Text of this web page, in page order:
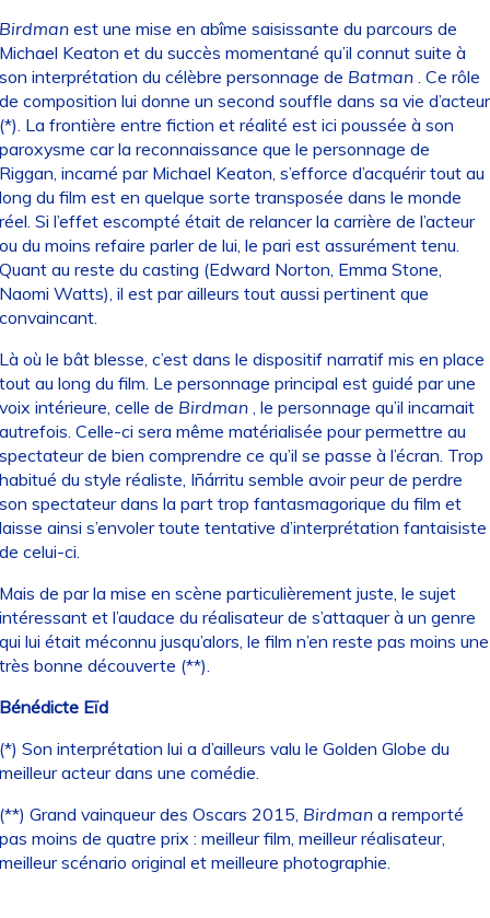
est une mise en abîme saisissante du parcours de
Keaton et du succès momentané qu’il connut suite à
interprétation du célèbre personnage de Batman. Ce rôle
composition lui donne un second souffle dans sa vie d’acteur
La frontière entre fiction et réalité est ici poussée à son
car la reconnaissance que le personnage de
incarné par Michael Keaton, s’efforce d’acquérir tout au
du film est en quelque sorte transposée dans le monde
Si l’effet escompté était de relancer la carrière de l’acteur
du moins refaire parler de lui, le pari est assurément tenu.
au reste du casting (Edward Norton, Emma Stone,
Watts), il est par ailleurs tout aussi pertinent que
où le bât blesse, c’est dans le dispositif narratif mis en place
au long du film. Le personnage principal est guidé par une
intérieure, celle de Birdman, le personnage qu’il incarnait
Celle-ci sera même matérialisée pour permettre au
de bien comprendre ce qu’il se passe à l’écran. Trop
du style réaliste, Iñárritu semble avoir peur de perdre
spectateur dans la part trop fantasmagorique du film et
ainsi s’envoler toute tentative d’interprétation fantaisiste
celui-ci.
de par la mise en scène particulièrement juste, le sujet
et l’audace du réalisateur de s’attaquer à un genre
lui était méconnu jusqu’alors, le film n’en reste pas moins une
bonne découverte (**).
Eïd
Son interprétation lui a d’ailleurs valu le Golden Globe du
acteur dans une comédie.
Grand vainqueur des Oscars 2015, Birdmana remporté
moins de quatre prix : meilleur film, meilleur réalisateur,
scénario original et meilleure photographie.